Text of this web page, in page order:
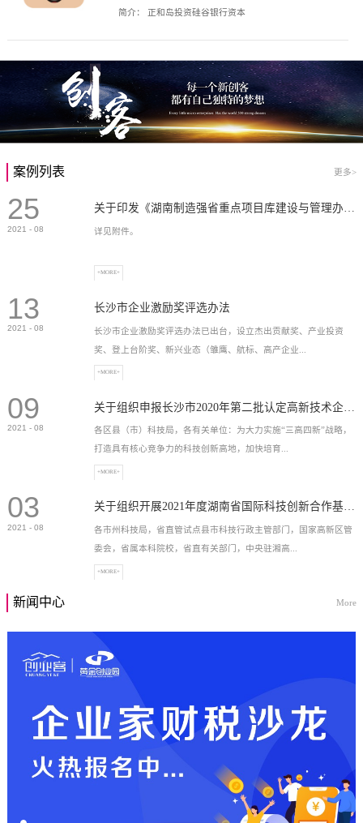
简介： 正和岛投资硅谷银行资本
案例列表 更多>
25
2021 - 08 详见附件。
+MORE+
13
2021 - 08
长沙市企业激励奖评选办法
长沙市企业激励奖评选办法已出台，设立杰出贡献奖、产业投资
奖、登上台阶奖、新兴业态（雏鹰、航标、高产企业...
）奖等，最高奖励2...
+MORE+
09
2021 - 08
各区县（市）科技局，各有关单位：为大力实施“三高四新”战略，
打造具有核心竞争力的科技创新高地，加快培育...
高新技术企业，充分...
+MORE+
03
2021 - 08
关于组织开展2021年度湖南省国际科技创新合作基地申报工作的通知
各市州科技局，省直管试点县市科技行政主管部门，国家高新区管
委会，省属本科院校，省直有关部门，中央驻湘高...
+MORE+
新闻中心 More